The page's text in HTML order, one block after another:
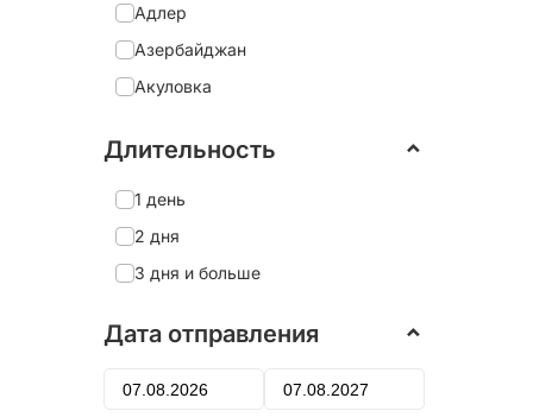
Адлер
Азербайджан
Акуловка
Александро-Невская Лавра
Александров
Александровский дворец
Алеховщина
Алтай
Алушта
Длительность
1 день
2 дня
3 дня и больше
Дата отправления